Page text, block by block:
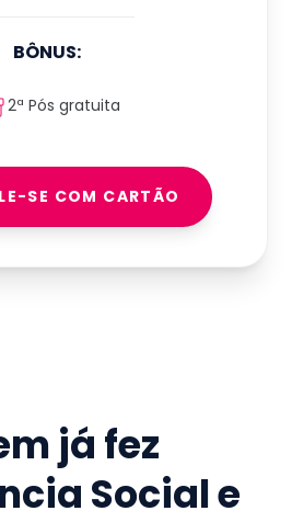
BÔNUS:
2ª Pós gratuita
SE COM CARTÃO
já fez
Social e